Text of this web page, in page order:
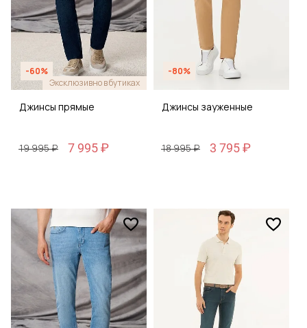
-60%
Эксклюзивно в бутиках
Джинсы прямые
19 995 ₽ 7 995 ₽
-80%
Джинсы зауженные
18 995 ₽ 3 795 ₽